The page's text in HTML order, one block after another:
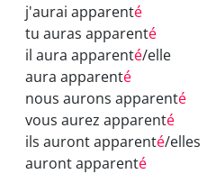
j'aurai apparenté
tu auras apparenté
il aura apparenté/elle
aura apparenté
nous aurons apparenté
vous aurez apparenté
ils auront apparenté/elles
auront apparenté